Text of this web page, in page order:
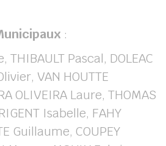
:
THIBAULT Pascal, DOLEAC
VAN HOUTTE
OLIVEIRA Laure, THOMAS
Isabelle, FAHY
Guillaume, COUPEY